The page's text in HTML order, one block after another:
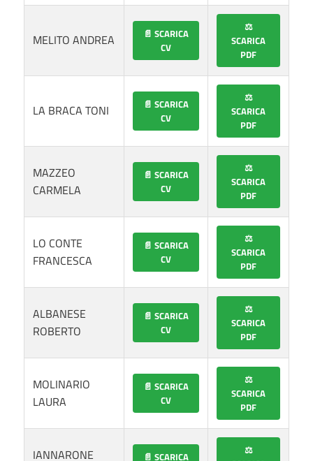
MELITO ANDREA
📄 SCARICA
CV
⚖️
SCARICA
PDF
LA BRACA TONI
📄 SCARICA
CV
⚖️
SCARICA
PDF
MAZZEO
CARMELA
📄 SCARICA
CV
⚖️
SCARICA
PDF
LO CONTE
FRANCESCA
📄 SCARICA
CV
⚖️
SCARICA
PDF
ALBANESE
ROBERTO
📄 SCARICA
CV
⚖️
SCARICA
PDF
MOLINARIO
LAURA
📄 SCARICA
CV
⚖️
SCARICA
PDF
IANNARONE
📄 SCARICA
⚖️